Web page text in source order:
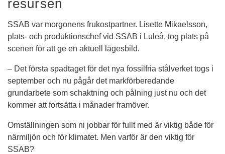
resursen
SSAB var morgonens frukostpartner. Lisette Mikaelsson,
plats- och produktionschef vid SSAB i Luleå, tog plats på
scenen för att ge en aktuell lägesbild.
– Det första spadtaget för det nya fossilfria stålverket togs i
september och nu pågår det markförberedande
grundarbete som schaktning och pålning just nu och det
kommer att fortsätta i månader framöver.
Omställningen som ni jobbar för fullt med är viktig både för
närmiljön och för klimatet. Men varför är den viktig för
SSAB?